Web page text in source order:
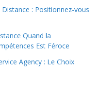
: Positionnez-vous
Quand la
Est Féroce
Agency : Le Choix